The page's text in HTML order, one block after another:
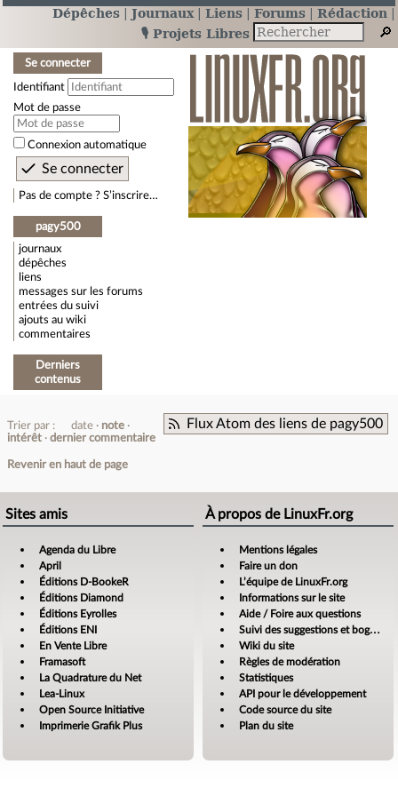
Dépêches Journaux Liens Forums
Rédaction
🎙️ Projets Libres
Se connecter
Identifiant
Mot de passe
Connexion automatique
Pas de compte ? S’inscrire…
pagy500
journaux
dépêches
liens
messages sur les forums
entrées du suivi
ajouts au wiki
commentaires
Derniers
contenus
Flux Atom des liens de pagy500
Trier par : date
note
intérêt
dernier commentaire
Revenir en haut de page
Sites amis
Agenda du Libre
April
Éditions D-BookeR
Éditions Diamond
Éditions Eyrolles
Éditions ENI
En Vente Libre
Framasoft
La Quadrature du Net
Lea-Linux
Open Source Initiative
Imprimerie Grafik Plus
À propos de LinuxFr.org
Mentions légales
Faire un don
L’équipe de LinuxFr.org
Informations sur le site
Aide / Foire aux questions
Suivi des suggestions et bogues
Wiki du site
Règles de modération
Statistiques
API pour le développement
Code source du site
Plan du site